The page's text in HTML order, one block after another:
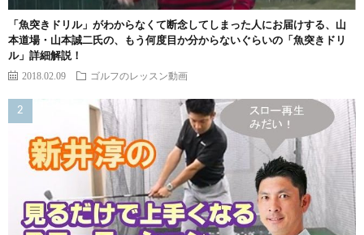
「魚突きドリル」がわからなくて断念してしまった人にお届けする、山
本道場・山本誠二氏の、もう何度目か分からないぐらいの「魚突きドリ
ル」詳細解説！
2018.02.09 ゴルフのレッスン動画